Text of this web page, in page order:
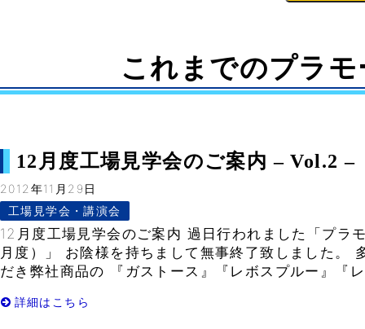
これまでのプラ
12月度工場見学会のご案内 – Vol.2 –
2012年11月29日
工場見学会・講演会
12月度工場見学会のご案内 過日行われました「プラ
月度）」 お陰様を持ちまして無事終了致しました。
だき弊社商品の 『ガストース』『レボスプルー』『
詳細はこちら